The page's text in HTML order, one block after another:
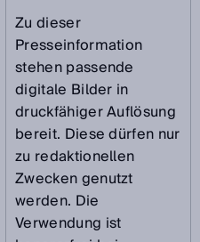
Zu dieser
Presseinformation
stehen passende
digitale Bilder in
druckfähiger Auflösung
bereit. Diese dürfen nur
zu redaktionellen
Zwecken genutzt
werden. Die
Verwendung ist